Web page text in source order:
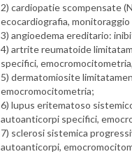
2) cardiopatie scompensate
ecocardiografia,
3) angioedema ereditario:
4) artrite reumatoide
specifici,
5) dermatomiosite
emocromocitometria;
6) lupus eritematoso
autoanticorpi specifici,
7) sclerosi sistemica
autoanticorpi,